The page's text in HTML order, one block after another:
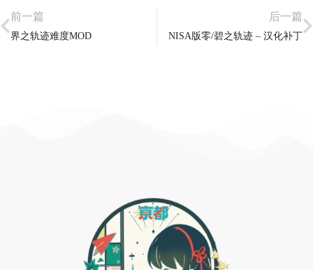
前一篇
界之轨迹难度MOD
后一篇
NISA版零/碧之轨迹 – 汉化补丁